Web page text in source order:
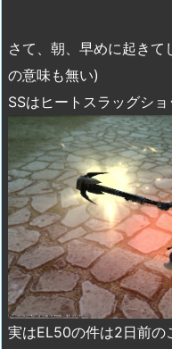
さて、朝、早めに起き
の意味も無い)
SSはヒートスラッグショ
実はEL50の件は2日前の